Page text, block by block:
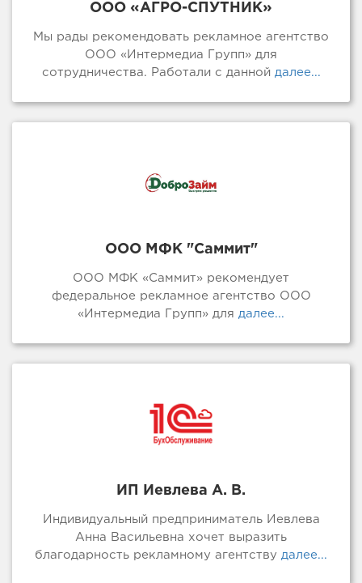
ООО «АГРО-СПУТНИК»
Мы рады рекомендовать рекламное агентство
ООО «Интермедиа Групп» для
сотрудничества. Работали с даннойдалее...
ООО МФК "Саммит"
ООО МФК «Саммит» рекомендует
федеральное рекламное агентство ООО
«Интермедиа Групп» для далее...
ИП Иевлева А. В.
Индивидуальный предприниматель Иевлева
Анна Васильевна хочет выразить
благодарность рекламному агентству далее...